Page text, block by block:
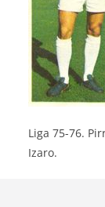
Liga 75-76.
Izaro.